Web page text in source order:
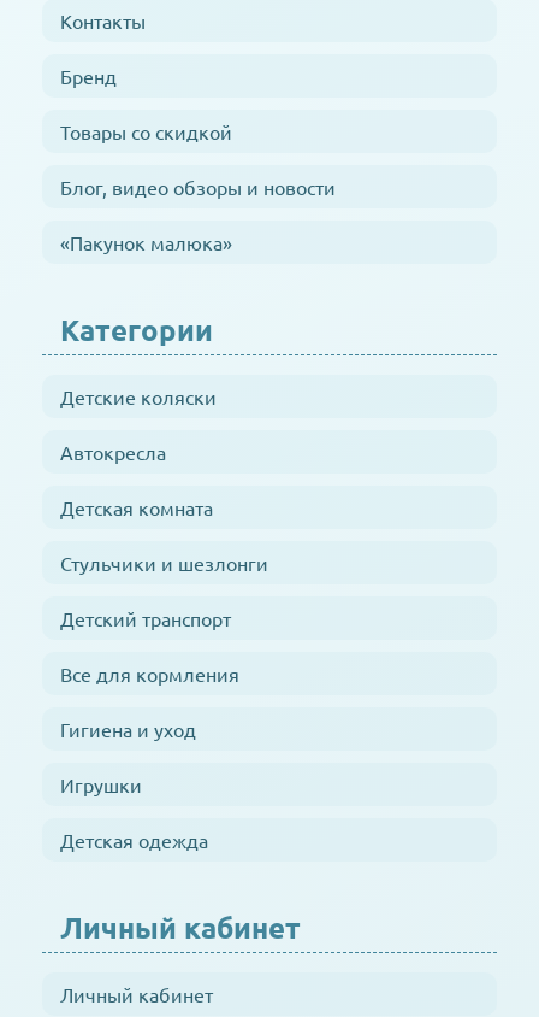
Контакты
Бренд
Товары со скидкой
Блог, видео обзоры и новости
«Пакунок малюка»
Категории
Детские коляски
Автокресла
Детская комната
Стульчики и шезлонги
Детский транспорт
Все для кормления
Гигиена и уход
Игрушки
Детская одежда
Личный кабинет
Личный кабинет